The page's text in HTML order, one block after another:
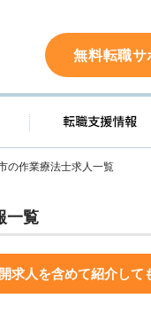
0120-941-651 無料転職サ
転職成功事例
の作業療法士求人一覧
一覧
求人を含めて紹介して